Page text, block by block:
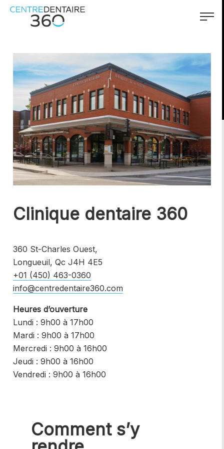
accessibility.skipToMainmenu.logo.text
Clinique dentaire 360
360 St-Charles Ouest,
Longueuil, Qc J4H 4E5
+01 (450) 463-0360
info@centredentaire360.com
Heures d’ouverture
Lundi : 9h00 à 17h00
Mardi : 9h00 à 17h00
Mercredi : 9h00 à 16h00
Jeudi : 9h00 à 16h00
Vendredi : 9h00 à 16h00
Comment s’y